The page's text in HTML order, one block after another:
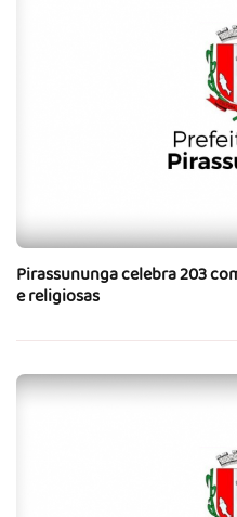
Pirassununga celebra 203
e religiosas